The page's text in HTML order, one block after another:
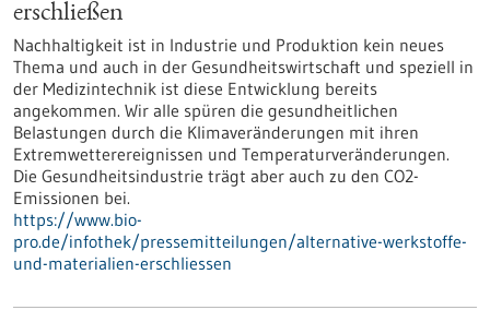
erschließen
Nachhaltigkeit ist in Industrie und Produktion kein neues
Thema und auch in der Gesundheitswirtschaft und speziell in
der Medizintechnik ist diese Entwicklung bereits
angekommen. Wir alle spüren die gesundheitlichen
Belastungen durch die Klimaveränderungen mit ihren
Extremwetterereignissen und Temperaturveränderungen.
Die Gesundheitsindustrie trägt aber auch zu den CO2-
Emissionen bei.
https://www.bio-
pro.de/infothek/pressemitteilungen/alternative-werkstoffe-
und-materialien-erschliessen